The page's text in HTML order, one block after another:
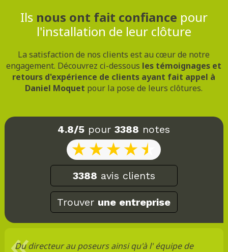
Ils nous ont fait confiance pour
l'installation de leur clôture
La satisfaction de nos clients est au cœur de notre
engagement. Découvrez ci-dessous les témoignages et
retours d'expérience de clients ayant fait appel à
Daniel Moquet pour la pose de leurs clôtures.
4.8/5 pour3388 notes
3388 avis clients
Trouver une entreprise
Du directeur au poseurs ainsi qu'à l' équipe de